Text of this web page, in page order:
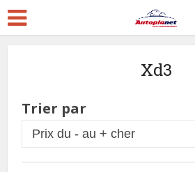
Xd3
Trier par